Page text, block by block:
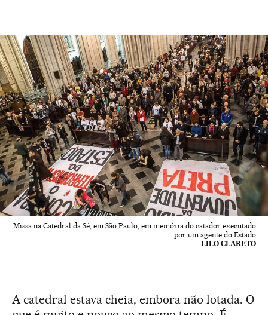
Missa na Catedral da Sé, em São Paulo, em memória do catador executado
por um agente do Estado
LILO CLARETO
A catedral estava cheia, embora não lotada. O